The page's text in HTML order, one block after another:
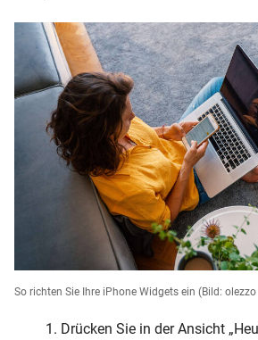
So richten Sie Ihre iPhone Widgets ein (Bild:
Drücken Sie in der Ansicht